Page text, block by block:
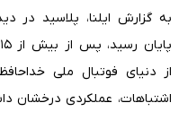
از دنیای فوتبال ملی
اشتباهات، عملکردی درخشان